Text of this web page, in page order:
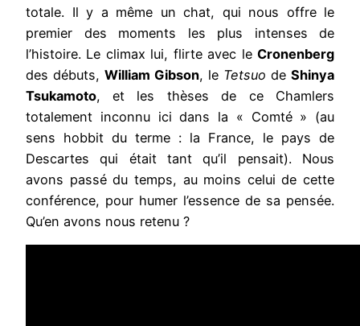
totale. Il y a même un chat, qui nous offre le
premier des moments les plus intenses de
l’histoire. Le climax lui, flirte avec le Cronenberg
des débuts, William Gibson, le Tetsuo de Shinya
Tsukamoto,
et les thèses de ce Chamlers
totalement inconnu ici dans la « Comté » (au
sens hobbit du terme : la France, le pays de
Descartes qui était tant qu’il pensait). Nous
avons passé du temps, au moins celui de cette
conférence, pour humer l’essence de sa pensée.
Qu’en avons nous retenu ?